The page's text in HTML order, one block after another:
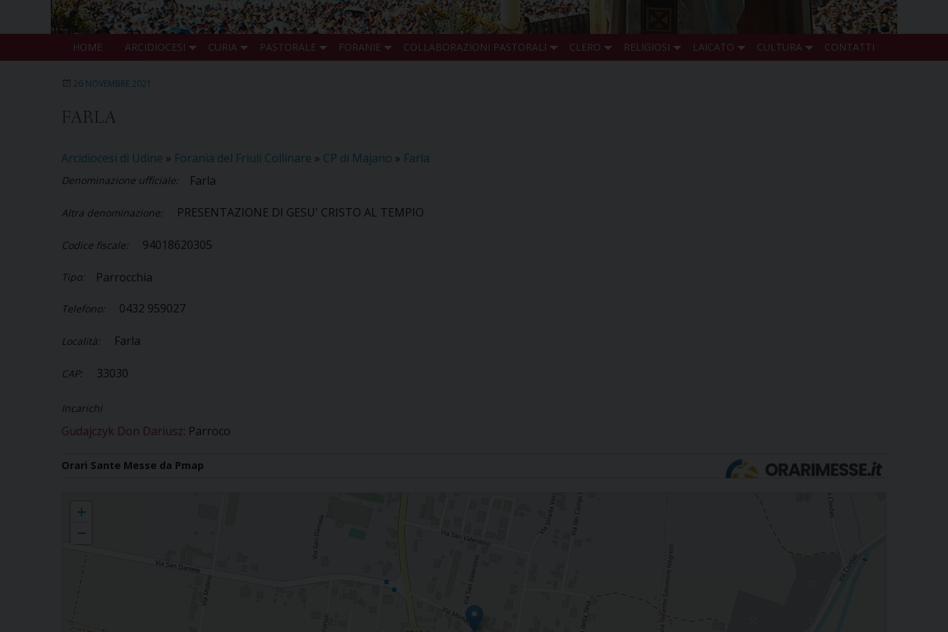
HOME ARCIDIOCESI CURIA PASTORALE FORANIE COLLABORAZIONI PASTORALI CLERO RELIGIOSI LAICATO CULTURA CONTATTI
26 NOVEMBRE 2021
FARLA
Arcidiocesi di Udine » Forania del Friuli Collinare » CP di Majano » Farla
Denominazione ufficiale: Farla
Altra denominazione: PRESENTAZIONE DI GESU' CRISTO AL TEMPIO
Codice fiscale: 94018620305
Tipo: Parrocchia
Telefono: 0432 959027
Località: Farla
CAP: 33030
Incarichi
Gudajczyk Don Dariusz: Parroco
Orari Sante Messe da Pmap
+
−